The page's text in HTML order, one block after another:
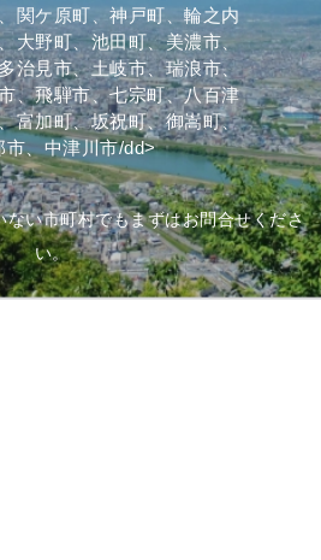
関ケ原町、神戸町、輪之内
大野町、池田町、美濃市、
治見市、土岐市、瑞浪市、
、飛騨市、七宗町、八百津
富加町、坂祝町、御嵩町、
市、中津川市/dd>
い市町村でもまずはお問合せくださ
い。